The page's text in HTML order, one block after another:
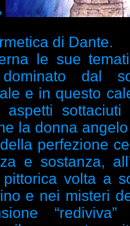
di Dante.
le sue
dominato dal
e in questo
aspetti
la donna
perfezione
e sostanza,
pittorica volta a
e nei misteri